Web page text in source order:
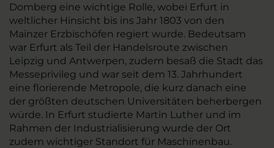
Domberg eine wichtige Rolle, wobei Erfurt in
weltlicher Hinsicht bis ins Jahr 1803 von den
Mainzer Erzbischöfen regiert wurde. Bedeutsam
war Erfurt als Teil der Handelsroute zwischen
Leipzig und Antwerpen, zudem besaß die Stadt das
Messeprivileg und war seit dem 13. Jahrhundert
eine florierende Metropole, die kurz danach eine
der größten deutschen Universitäten beherbergen
würde. In Erfurt studierte Martin Luther und im
Rahmen der Industrialisierung wurde der Ort
zudem wichtiger Standort für Maschinenbau.